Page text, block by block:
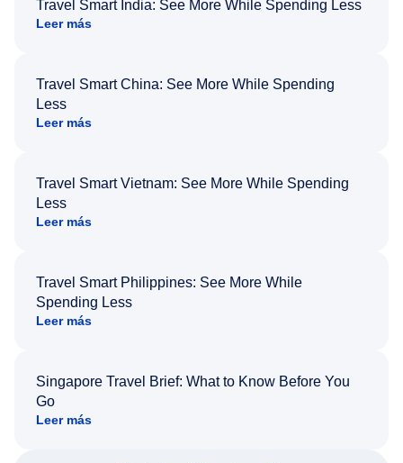
Travel Smart India: See More While Spending Less
Leer más
Travel Smart China: See More While Spending
Less
Leer más
Travel Smart Vietnam: See More While Spending
Less
Leer más
Travel Smart Philippines: See More While
Spending Less
Leer más
Singapore Travel Brief: What to Know Before You
Go
Leer más